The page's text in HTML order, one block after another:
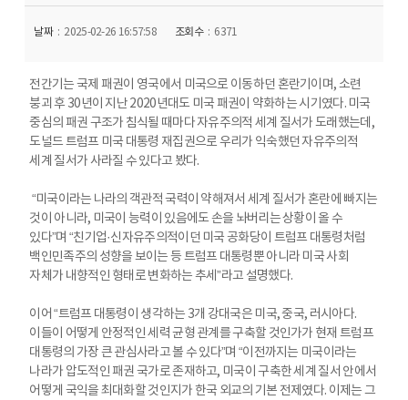
날짜 2025-02-26 16:57:58 조회수 6371
전간기는 국제 패권이 영국에서 미국으로 이동하던 혼란기이며, 소련
붕괴 후 30년이 지난 2020년대도 미국 패권이 약화하는 시기였다. 미국
중심의 패권 구조가 침식될 때마다 자유주의적 세계 질서가 도래했는데,
도널드 트럼프 미국 대통령 재집권으로 우리가 익숙했던 자유주의적
세계 질서가 사라질 수 있다고 봤다.
“미국이라는 나라의 객관적 국력이 약해져서 세계 질서가 혼란에 빠지는
것이 아니라, 미국이 능력이 있음에도 손을 놔버리는 상황이 올 수
있다”며 “친기업·신자유주의적이던 미국 공화당이 트럼프 대통령처럼
백인민족주의 성향을 보이는 등 트럼프 대통령뿐 아니라 미국 사회
자체가 내향적인 형태로 변화하는 추세”라고 설명했다.
이어 “트럼프 대통령이 생각하는 3개 강대국은 미국, 중국, 러시아다.
이들이 어떻게 안정적인 세력 균형 관계를 구축할 것인가가 현재 트럼프
대통령의 가장 큰 관심사라고 볼 수 있다”며 “이전까지는 미국이라는
나라가 압도적인 패권 국가로 존재하고, 미국이 구축한 세계 질서 안에서
어떻게 국익을 최대화할 것인지가 한국 외교의 기본 전제였다. 이제는 그